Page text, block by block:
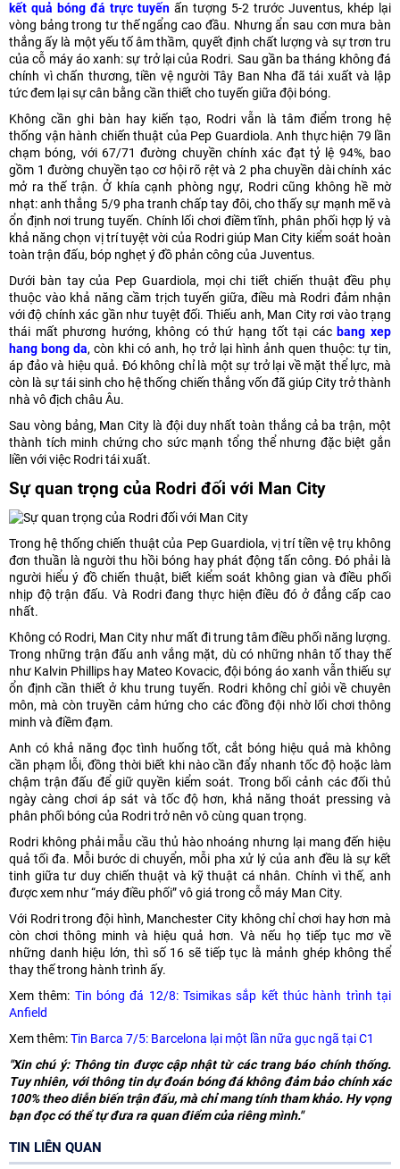
kết quả bóng đá trực tuyến ấn tượng 5-2 trước Juventus, khép lại
vòng bảng trong tư thế ngẩng cao đầu. Nhưng ẩn sau cơn mưa bàn
thắng ấy là một yếu tố âm thầm, quyết định chất lượng và sự trơn tru
của cỗ máy áo xanh: sự trở lại của Rodri. Sau gần ba tháng không đá
chính vì chấn thương, tiền vệ người Tây Ban Nha đã tái xuất và lập
tức đem lại sự cân bằng cần thiết cho tuyến giữa đội bóng.
Không cần ghi bàn hay kiến tạo, Rodri vẫn là tâm điểm trong hệ
thống vận hành chiến thuật của Pep Guardiola. Anh thực hiện 79 lần
chạm bóng, với 67/71 đường chuyền chính xác đạt tỷ lệ 94%, bao
gồm 1 đường chuyền tạo cơ hội rõ rệt và 2 pha chuyền dài chính xác
mở ra thế trận. Ở khía cạnh phòng ngự, Rodri cũng không hề mờ
nhạt: anh thắng 5/9 pha tranh chấp tay đôi, cho thấy sự mạnh mẽ và
ổn định nơi trung tuyến. Chính lối chơi điềm tĩnh, phân phối hợp lý và
khả năng chọn vị trí tuyệt vời của Rodri giúp Man City kiểm soát hoàn
toàn trận đấu, bóp nghẹt ý đồ phản công của Juventus.
Dưới bàn tay của Pep Guardiola, mọi chi tiết chiến thuật đều phụ
thuộc vào khả năng cầm trịch tuyến giữa, điều mà Rodri đảm nhận
với độ chính xác gần như tuyệt đối. Thiếu anh, Man City rơi vào trạng
thái mất phương hướng, không có thứ hạng tốt tại các bang xep
hang bong da, còn khi có anh, họ trở lại hình ảnh quen thuộc: tự tin,
áp đảo và hiệu quả. Đó không chỉ là một sự trở lại về mặt thể lực, mà
còn là sự tái sinh cho hệ thống chiến thắng vốn đã giúp City trở thành
nhà vô địch châu Âu.
Sau vòng bảng, Man City là đội duy nhất toàn thắng cả ba trận, một
thành tích minh chứng cho sức mạnh tổng thể nhưng đặc biệt gắn
liền với việc Rodri tái xuất.
Sự quan trọng của Rodri đối với Man City
Trong hệ thống chiến thuật của Pep Guardiola, vị trí tiền vệ trụ không
đơn thuần là người thu hồi bóng hay phát động tấn công. Đó phải là
người hiểu ý đồ chiến thuật, biết kiểm soát không gian và điều phối
nhịp độ trận đấu. Và Rodri đang thực hiện điều đó ở đẳng cấp cao
nhất.
Không có Rodri, Man City như mất đi trung tâm điều phối năng lượng.
Trong những trận đấu anh vắng mặt, dù có những nhân tố thay thế
như Kalvin Phillips hay Mateo Kovacic, đội bóng áo xanh vẫn thiếu sự
ổn định cần thiết ở khu trung tuyến. Rodri không chỉ giỏi về chuyên
môn, mà còn truyền cảm hứng cho các đồng đội nhờ lối chơi thông
minh và điềm đạm.
Anh có khả năng đọc tình huống tốt, cắt bóng hiệu quả mà không
cần phạm lỗi, đồng thời biết khi nào cần đẩy nhanh tốc độ hoặc làm
chậm trận đấu để giữ quyền kiểm soát. Trong bối cảnh các đối thủ
ngày càng chơi áp sát và tốc độ hơn, khả năng thoát pressing và
phân phối bóng của Rodri trở nên vô cùng quan trọng.
Rodri không phải mẫu cầu thủ hào nhoáng nhưng lại mang đến hiệu
quả tối đa. Mỗi bước di chuyển, mỗi pha xử lý của anh đều là sự kết
tinh giữa tư duy chiến thuật và kỹ thuật cá nhân. Chính vì thế, anh
được xem như “máy điều phối” vô giá trong cỗ máy Man City.
Với Rodri trong đội hình, Manchester City không chỉ chơi hay hơn mà
còn chơi thông minh và hiệu quả hơn. Và nếu họ tiếp tục mơ về
những danh hiệu lớn, thì số 16 sẽ tiếp tục là mảnh ghép không thể
thay thế trong hành trình ấy.
Xem thêm: Tin bóng đá 12/8: Tsimikas sắp kết thúc hành trình tại
Anfield
Xem thêm:Tin Barca 7/5: Barcelona lại một lần nữa gục ngã tại C1
"Xin chú ý: Thông tin được cập nhật từ các trang báo chính thống.
Tuy nhiên, với thông tin dự đoán bóng đá không đảm bảo chính xác
100% theo diễn biến trận đấu, mà chỉ mang tính tham khảo. Hy vọng
bạn đọc có thể tự đưa ra quan điểm của riêng mình."
TIN LIÊN QUAN